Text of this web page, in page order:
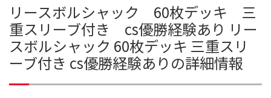
リースボルシャック 60枚デッキ 三
重スリーブ付き cs優勝経験あり リー
スボルシャック 60枚デッキ 三重スリ
ーブ付き cs優勝経験ありの詳細情報